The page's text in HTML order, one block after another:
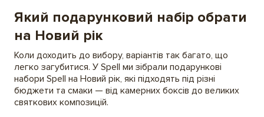
Який подарунковий набір обрати
на Новий рік
Коли доходить до вибору, варіантів так багато, що
легко загубитися. У Spell ми зібрали подарункові
набори Spell на Новий рік, які підходять під різні
бюджети та смаки — від камерних боксів до великих
святкових композицій.